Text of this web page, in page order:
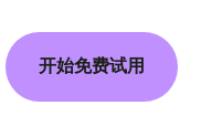
开始免费试用